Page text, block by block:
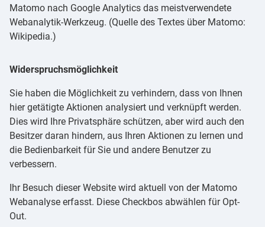
Matomo nach Google Analytics das meistverwendete
Webanalytik-Werkzeug. (Quelle des Textes über Matomo:
Wikipedia.)
Widerspruchsmöglichkeit
Sie haben die Möglichkeit zu verhindern, dass von Ihnen
hier getätigte Aktionen analysiert und verknüpft werden.
Dies wird Ihre Privatsphäre schützen, aber wird auch den
Besitzer daran hindern, aus Ihren Aktionen zu lernen und
die Bedienbarkeit für Sie und andere Benutzer zu
verbessern.
Ihr Besuch dieser Website wird aktuell von der Matomo
Webanalyse erfasst. Diese Checkbos abwählen für Opt-
Out.